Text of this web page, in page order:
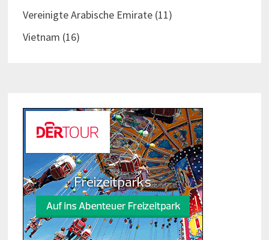
Vereinigte Arabische Emirate(11)
Vietnam (16)